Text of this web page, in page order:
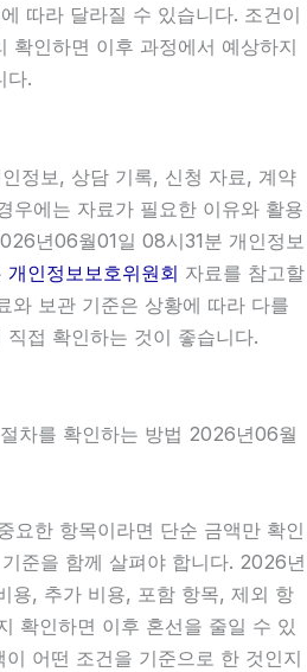
따라 달라질 수 있습니다. 조건이
확인하면 이후 과정에서 예상하지
다.
정보, 상담 기록, 신청 자료, 계약
우에는 자료가 필요한 이유와 활용
년06월01일 08시31분 개인정보
개인정보보호위원회 자료를 참고할
와 보관 기준은 상황에 따라 다를
접 확인하는 것이 좋습니다.
차를 확인하는 방법 2026년06월
요한 항목이라면 단순 금액만 확인
준을 함께 살펴야 합니다. 2026년
용, 추가 비용, 포함 항목, 제외 항
확인하면 이후 혼선을 줄일 수 있
어떤 조건을 기준으로 한 것인지